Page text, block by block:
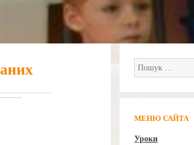
Пошук:
МЕНЮ САЙТА
Уроки